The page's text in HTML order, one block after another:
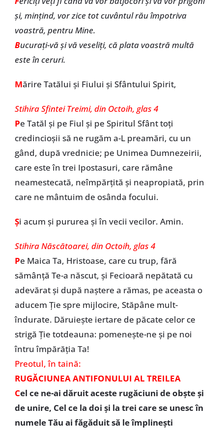
şi, minţind, vor zice tot cuvântul rău împotriva
voastră, pentru Mine.
Bucuraţi-vă şi vă veseliţi, că plata voastră multă
este în ceruri.
Mărire Tatălui și Fiului și Sfântului Spirit,
Stihira Sfintei Treimi, din Octoih, glas 4
Pe Tatăl și pe Fiul și pe Spiritul Sfânt toți
credincioșii să ne rugăm a-L preamări, cu un
gând, după vrednicie; pe Unimea Dumnezeirii,
care este în trei Ipostasuri, care rămâne
neamestecată, neîmpărțită și neapropiată, prin
care ne mântuim de osânda focului.
Și acum și pururea și în vecii vecilor. Amin.
Stihira Născătoarei, din Octoih, glas 4
Pe Maica Ta, Hristoase, care cu trup, fără
sămânță Te-a născut, și Fecioară nepătată cu
adevărat și după naștere a rămas, pe aceasta o
aducem Ție spre mijlocire, Stăpâne mult-
îndurate. Dăruiește iertare de păcate celor ce
strigă Ție totdeauna: pomenește-ne și pe noi
întru împărăția Ta!
Preotul, în taină:
RUGĂCIUNEA ANTIFONULUI AL TREILEA
Cel ce ne-ai dăruit aceste rugăciuni de obşte şi
de unire, Cel ce la doi şi la trei care se unesc în
numele Tău ai făgăduit să le împlineşti